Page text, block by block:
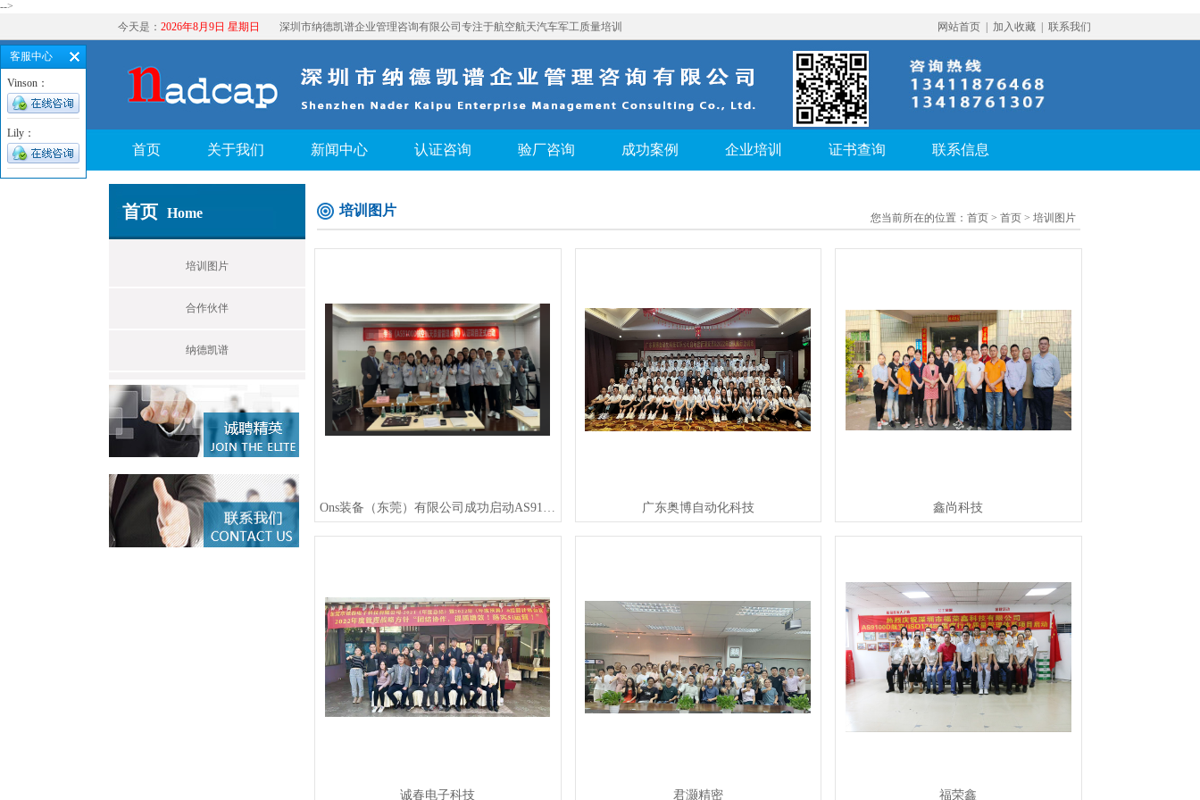
-->
今天是： 2026年8月9日 星期日 深圳市纳德凯谱企业管理咨询有限公司专注于航空航天汽车军工质量培训 网站首页 加入收藏 联系我们
首页 关于我们 新闻中心 认证咨询 验厂咨询 成功案例 企业培训 证书查询 联系信息
首页 Home
培训图片
合作伙伴
纳德凯谱
培训图片 您当前所在的位置： 首页> 首页 > 培训图片
Ons装备（东莞）有限公司成功启动AS9100D航空航天质量管理体系认证 广东奥博自动化科技 鑫尚科技
诚春电子科技 君灏精密 福荣鑫
客服中心
Vinson：
Lily：